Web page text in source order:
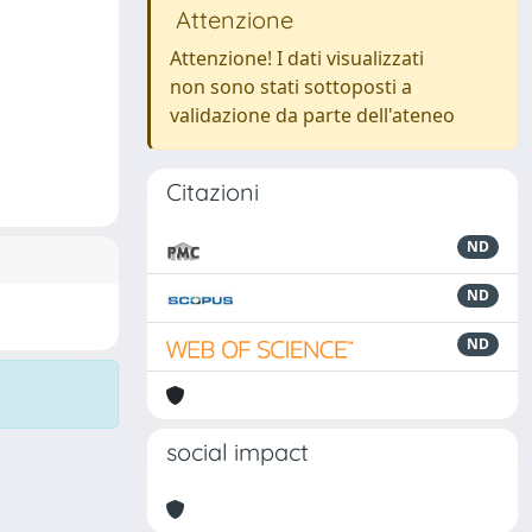
Attenzione
Attenzione! I dati visualizzati
non sono stati sottoposti a
validazione da parte dell'ateneo
Citazioni
ND
ND
ND
social impact